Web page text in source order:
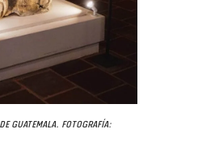
Guatemala. Fotografía: